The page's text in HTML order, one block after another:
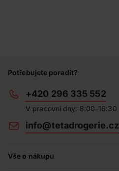
Potřebujete poradit?
+420 296 335 552
V pracovní dny: 8:00–16:30
info@tetadrogerie.cz
Vše o nákupu